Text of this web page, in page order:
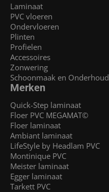
Laminaat
PVC vloeren
Ondervloeren
Plinten
Profielen
Accessoires
Zonwering
Schoonmaak en Onderhoud
Merken
Quick-Step laminaat
Floer PVC MEGAMAT©
Floer laminaat
Ambiant laminaat
LifeStyle by Headlam PVC
Montinique PVC
Meister laminaat
Egger laminaat
Tarkett PVC